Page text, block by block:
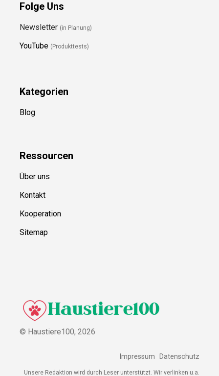
Folge Uns
Newsletter (in Planung)
YouTube (Produkttests)
Kategorien
Blog
Ressourcen
Über uns
Kontakt
Kooperation
Sitemap
© Haustiere100, 2026
Impressum Datenschutz
Unsere Redaktion wird durch Leser unterstützt. Wir verlinken u.a.